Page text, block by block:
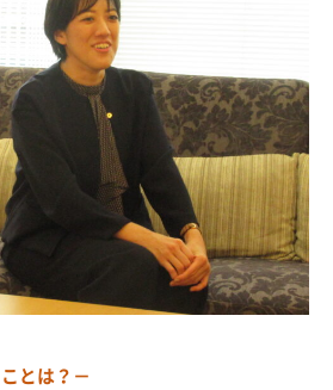
とは？－